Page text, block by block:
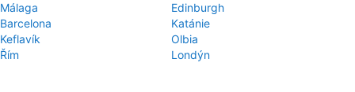
Málaga
Edinburgh
Barcelona
Katánie
Keflavík
Olbia
Řím
Londýn